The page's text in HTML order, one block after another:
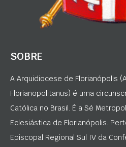
SOBRE
A Arquidiocese de Florianópolis
Florianopolitanus) é uma
Católica no Brasil. É a Sé
Eclesiástica de Florianópolis.
Episcopal Regional Sul IV da